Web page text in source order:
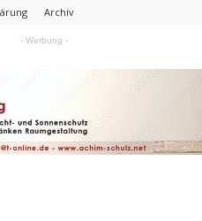
Archiv
- Werbung -